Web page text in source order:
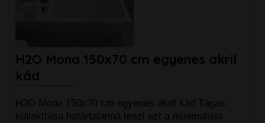
H2O Mona 150x70 cm egyenes akril
kád
H2O Mona 150x70 cm egyenes akril kád Tágas
kialakítása határtalanná teszi ezt a minimalista